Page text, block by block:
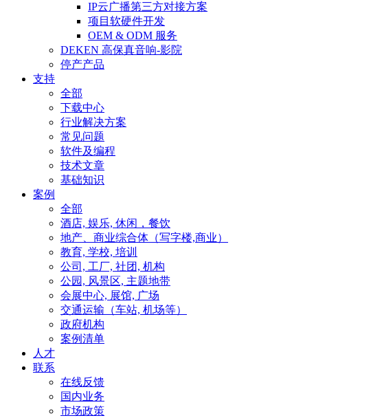
IP云广播第三方对接方案
项目软硬件开发
OEM & ODM 服务
DEKEN 高保真音响-影院
停产产品
支持
全部
下载中心
行业解决方案
常见问题
软件及编程
技术文章
基础知识
案例
全部
酒店, 娱乐, 休闲，餐饮
地产、商业综合体（写字楼,商业）
教育, 学校, 培训
公司, 工厂, 社团, 机构
公园, 风景区, 主题地带
会展中心, 展馆, 广场
交通运输（车站, 机场等）
政府机构
案例清单
人才
联系
在线反馈
国内业务
市场政策